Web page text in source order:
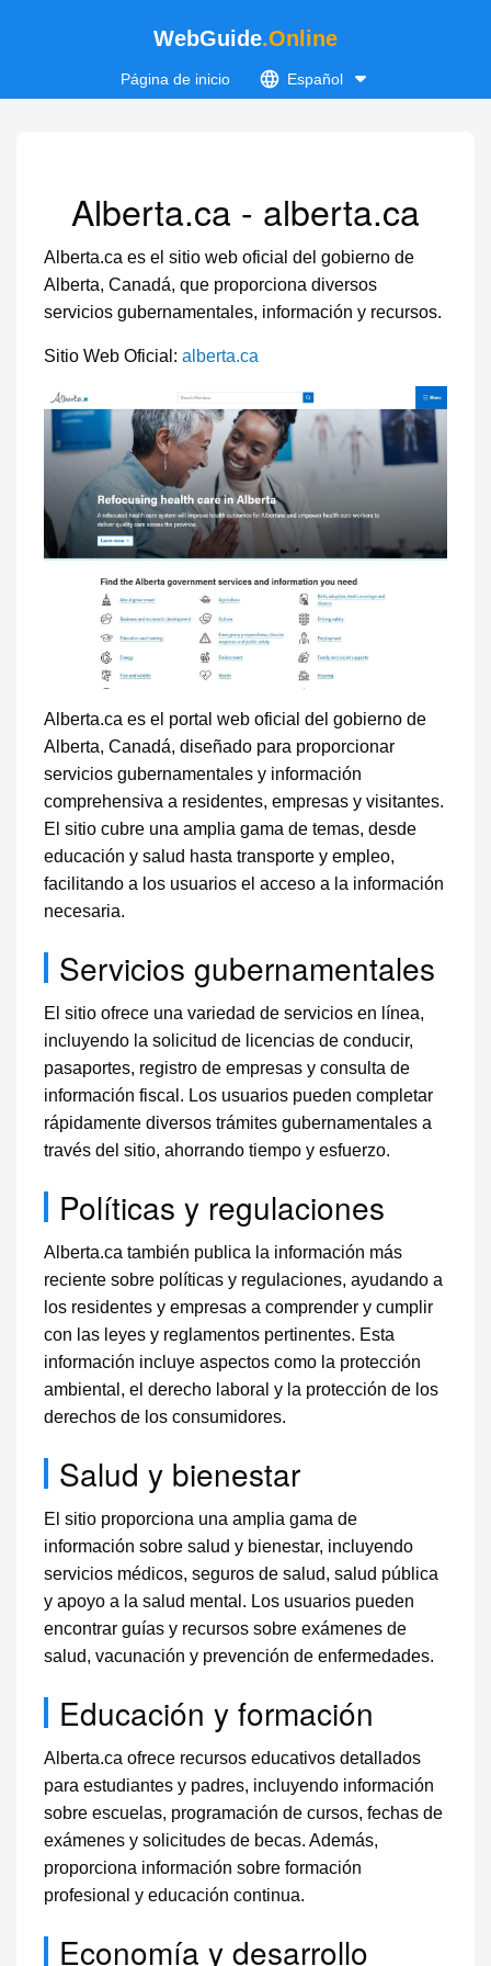
WebGuide.Online
Página de inicio Español
Alberta.ca - alberta.ca
Alberta.ca es el sitio web oficial del gobierno de
Alberta, Canadá, que proporciona diversos
servicios gubernamentales, información y recursos.
Sitio Web Oficial: alberta.ca
Alberta.ca es el portal web oficial del gobierno de
Alberta, Canadá, diseñado para proporcionar
servicios gubernamentales y información
comprehensiva a residentes, empresas y visitantes.
El sitio cubre una amplia gama de temas, desde
educación y salud hasta transporte y empleo,
facilitando a los usuarios el acceso a la información
necesaria.
Servicios gubernamentales
El sitio ofrece una variedad de servicios en línea,
incluyendo la solicitud de licencias de conducir,
pasaportes, registro de empresas y consulta de
información fiscal. Los usuarios pueden completar
rápidamente diversos trámites gubernamentales a
través del sitio, ahorrando tiempo y esfuerzo.
Políticas y regulaciones
Alberta.ca también publica la información más
reciente sobre políticas y regulaciones, ayudando a
los residentes y empresas a comprender y cumplir
con las leyes y reglamentos pertinentes. Esta
información incluye aspectos como la protección
ambiental, el derecho laboral y la protección de los
derechos de los consumidores.
Salud y bienestar
El sitio proporciona una amplia gama de
información sobre salud y bienestar, incluyendo
servicios médicos, seguros de salud, salud pública
y apoyo a la salud mental. Los usuarios pueden
encontrar guías y recursos sobre exámenes de
salud, vacunación y prevención de enfermedades.
Educación y formación
Alberta.ca ofrece recursos educativos detallados
para estudiantes y padres, incluyendo información
sobre escuelas, programación de cursos, fechas de
exámenes y solicitudes de becas. Además,
proporciona información sobre formación
profesional y educación continua.
Economía y desarrollo